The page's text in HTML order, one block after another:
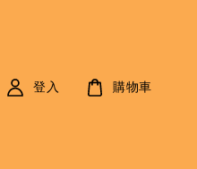
登入 購物車